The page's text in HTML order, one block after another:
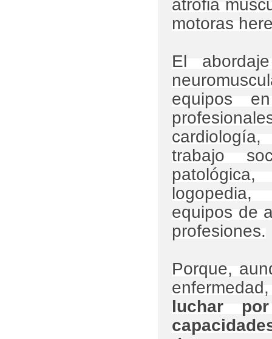
atrofia
motoras
El
equipos
trabajo
equipos de
profesiones.
Porque,
luchar